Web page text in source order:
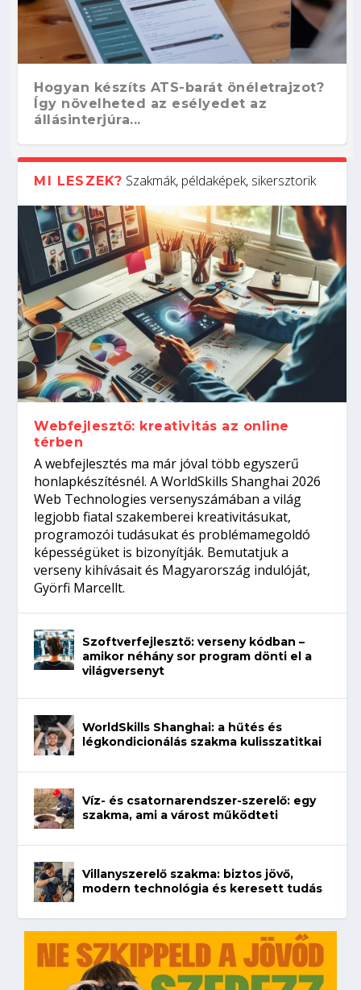
Hogyan készíts ATS-barát önéletrajzot?
Így növelheted az esélyedet az
állásinterjúra...
Kitalálod, mire használják ezeket a
gépeket?
Nem sikerült az egyetemi felvételi?
Tanulj szakmát!
Szoftverfejlesztő: verseny kódban –
amikor néhány sor program dönti el a
világversenyt...
Digitális detox – hogyan kapcsolódj ki
telefon nélkül?
MI LESZEK? Szakmák, példaképek, sikersztorik
Webfejlesztő: kreativitás az online
térben
A webfejlesztés ma már jóval több egyszerű
honlapkészítésnél. A WorldSkills Shanghai 2026
Web Technologies versenyszámában a világ
legjobb fiatal szakemberei kreativitásukat,
programozói tudásukat és problémamegoldó
képességüket is bizonyítják. Bemutatjuk a
verseny kihívásait és Magyarország indulóját,
Györfi Marcellt.
Szoftverfejlesztő: verseny kódban –
amikor néhány sor program dönti el a
világversenyt
WorldSkills Shanghai: a hűtés és
légkondicionálás szakma kulisszatitkai
Víz- és csatornarendszer-szerelő: egy
szakma, ami a várost működteti
Villanyszerelő szakma: biztos jövő,
modern technológia és keresett tudás